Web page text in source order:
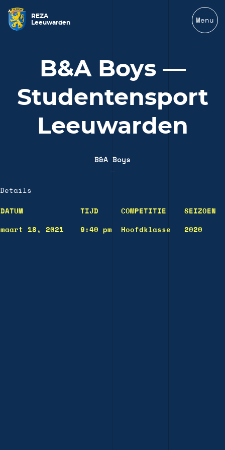
REZA
Leeuwarden
Menu
B&A Boys —
Studentensport
Leeuwarden
B&A Boys
—
Details
DATUM TIJD COMPETITIE SEIZOEN
maart 18, 2021 9:40 pm Hoofdklasse 2020